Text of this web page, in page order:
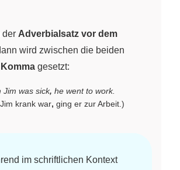
der Adverbialsatz vor dem
wird zwischen die beiden
Komma gesetzt:
Jim was sick, he went to work.
Jim krank war, ging er zur Arbeit.)
im schriftlichen Kontext